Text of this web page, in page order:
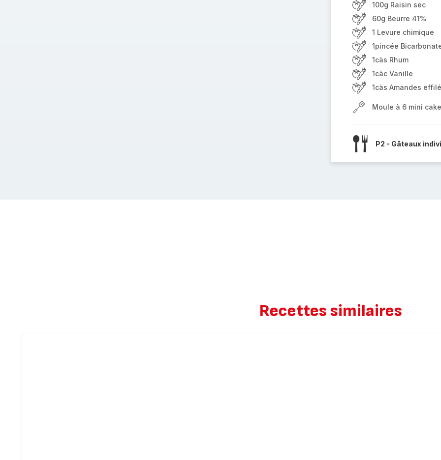
100g Raisin sec
60g Beurre 41%
1 Levure chimique
1pincée
1càs Rhum
1càc Vanille
1càs Amandes
Moule à 6 mini
P2 - Gâteaux
Recettes similaires